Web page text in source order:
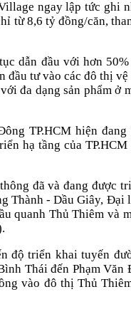
ngay lập tức ghi
từ 8,6 tỷ đồng/căn,
dẫn đầu với hơn
đầu tư vào các đô thị
đa dạng sản phẩm ở
TP.HCM hiện
hạ tầng của
đã và đang được
Thành - Dầu Giây,
quanh Thủ Thiêm và
độ triển khai tuyến
Thái đến Phạm
vào đô thị Thủ